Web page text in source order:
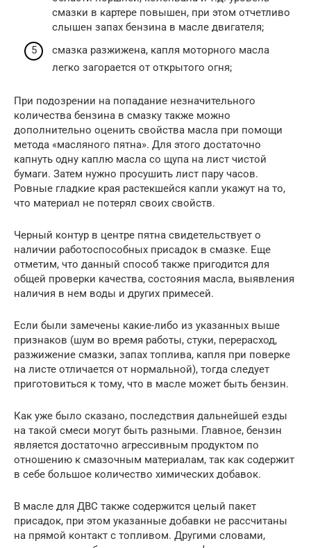
смазки в картере повышен, при этом отчетливо
слышен запах бензина в масле двигателя;
смазка разжижена, капля моторного масла
легко загорается от открытого огня;
При подозрении на попадание незначительного
количества бензина в смазку также можно
дополнительно оценить свойства масла при помощи
метода «масляного пятна». Для этого достаточно
капнуть одну каплю масла со щупа на лист чистой
бумаги. Затем нужно просушить лист пару часов.
Ровные гладкие края растекшейся капли укажут на то,
что материал не потерял своих свойств.
Черный контур в центре пятна свидетельствует о
наличии работоспособных присадок в смазке. Еще
отметим, что данный способ также пригодится для
общей проверки качества, состояния масла, выявления
наличия в нем воды и других примесей.
Если были замечены какие-либо из указанных выше
признаков (шум во время работы, стуки, перерасход,
разжижение смазки, запах топлива, капля при поверке
на листе отличается от нормальной), тогда следует
приготовиться к тому, что в масле может быть бензин.
Как уже было сказано, последствия дальнейшей езды
на такой смеси могут быть разными. Главное, бензин
является достаточно агрессивным продуктом по
отношению к смазочным материалам, так как содержит
в себе большое количество химических добавок.
В масле для ДВС также содержится целый пакет
присадок, при этом указанные добавки не рассчитаны
на прямой контакт с топливом. Другими словами,